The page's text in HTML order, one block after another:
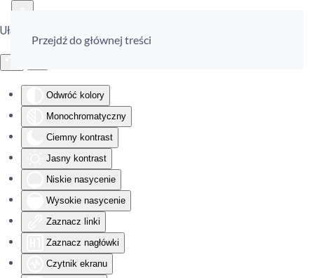
Ułatwienia dostępu
Odwróć kolory
Monochromatyczny
Ciemny kontrast
Jasny kontrast
Niskie nasycenie
Wysokie nasycenie
Zaznacz linki
Zaznacz nagłówki
Czytnik ekranu
Przejdź do głównej treści